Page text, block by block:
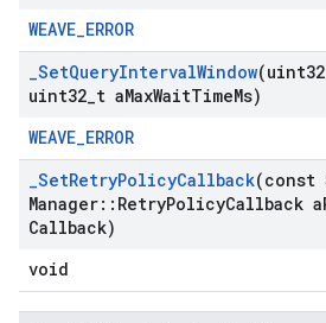
WEAVE_ERROR
_SetQueryIntervalWindow(uint32
uint32 t aMaxWaitTimeMs)
WEAVE_ERROR
_SetRetryPolicyCallback(const
Manager:: RetryPolicyCallback a
Callback)
void